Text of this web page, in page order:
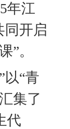
年江
同开启
”。
以“青
集了
代